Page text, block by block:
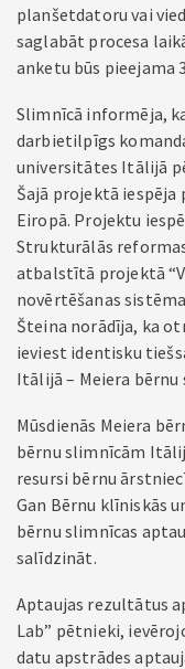
planšetdatoru vai
saglabāt procesa
anketu būs pieejama
Slimnīcā informēja,
darbietilpīgs
universitātes Itālijā
Šajā projektā
Eiropā. Projektu
Strukturālās
atbalstītā projektā
novērtēšanas
Šteina norādīja, ka
ieviest identisku
Itālijā – Meiera bērnu
Mūsdienās Meiera
bērnu slimnīcām
resursi bērnu
Gan Bērnu klīniskās
bērnu slimnīcas
salīdzināt.
Aptaujas rezultātus
Lab” pētnieki,
datu apstrādes